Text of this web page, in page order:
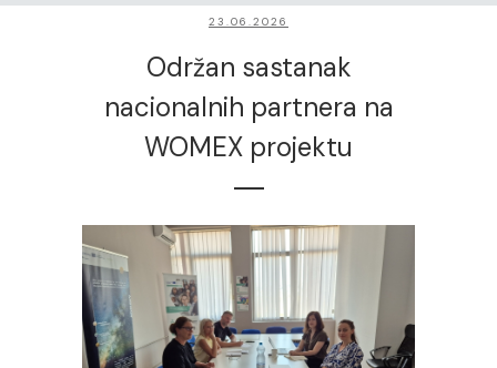
23.06.2026
Održan sastanak
nacionalnih partnera na
WOMEX projektu